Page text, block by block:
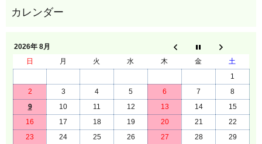
2026年 8月
日
月 火 水 木 金
土
1
2
3 4 5 6 7
8
9
10 11 12 13 14
15
16
17 18 19 20 21
22
23
24 25 26 27 28
29